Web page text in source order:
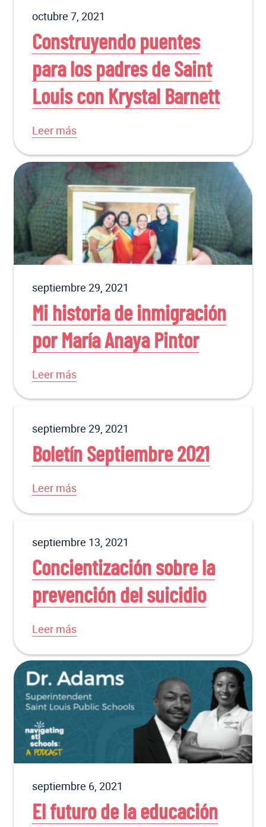
octubre 7, 2021
Construyendo puentes
para los padres de Saint
Louis con Krystal Barnett
Leer más
septiembre 29, 2021
Mi historia de inmigración
por María Anaya Pintor
Leer más
septiembre 29, 2021
Boletín Septiembre 2021
Leer más
septiembre 13, 2021
Concientización sobre la
prevención del suicidio
Leer más
septiembre 6, 2021
El futuro de la educación